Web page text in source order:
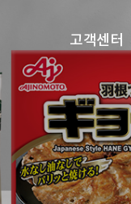
고객센터
공지사항
FAQ